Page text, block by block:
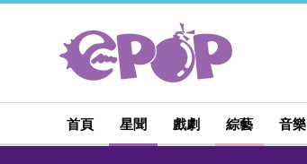
首頁 星聞 戲劇 綜藝 音樂